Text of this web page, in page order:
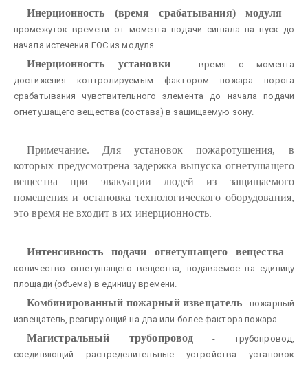
Инерционность (время срабатывания) модуля
-
промежуток времени от момента подачи сигнала на пуск до
начала истечения ГОС из модуля.
Инерционность установки- время с момента
достижения контролируемым фактором пожара порога
срабатывания чувствительного элемента до начала подачи
огнетушащего вещества (состава) в защищаемую зону.
Примечание. Для установок пожаротушения, в
которых предусмотрена задержка выпуска огнетушащего
вещества при эвакуации людей из защищаемого
помещения и остановка технологического оборудования,
это время не входит в их инерционность.
Интенсивность подачи огнетушащего вещества -
количество огнетушащего вещества, подаваемое на единицу
площади (объема) в единицу времени.
Комбинированный пожарный извещатель - пожарный
извещатель, реагирующий на два или более фактора пожара.
Магистральный трубопровод - трубопровод,
соединяющий распределительные устройства установок